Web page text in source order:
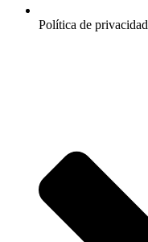
Política de privacidad